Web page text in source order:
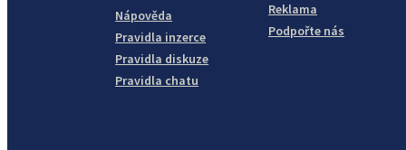
Nápověda
Pravidla inzerce
Pravidla diskuze
Pravidla chatu
Reklama
Podpořte nás